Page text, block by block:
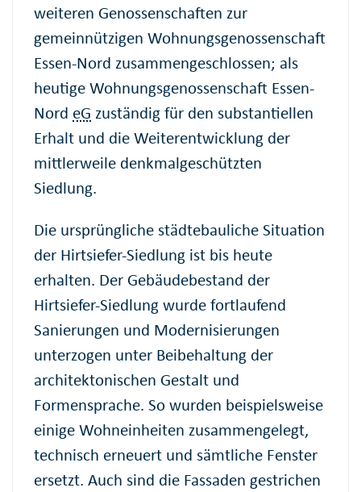
weiteren Genossenschaften zur
gemeinnützigen Wohnungsgenossenschaft
Essen-Nord zusammengeschlossen; als
heutige Wohnungsgenossenschaft Essen-
Nord eG zuständig für den substantiellen
Erhalt und die Weiterentwicklung der
mittlerweile denkmalgeschützten
Siedlung.
Die ursprüngliche städtebauliche Situation
der Hirtsiefer-Siedlung ist bis heute
erhalten. Der Gebäudebestand der
Hirtsiefer-Siedlung wurde fortlaufend
Sanierungen und Modernisierungen
unterzogen unter Beibehaltung der
architektonischen Gestalt und
Formensprache. So wurden beispielsweise
einige Wohneinheiten zusammengelegt,
technisch erneuert und sämtliche Fenster
ersetzt. Auch sind die Fassaden gestrichen